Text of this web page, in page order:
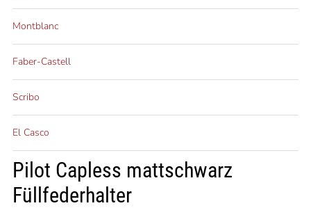
Montblanc
Faber-Castell
Scribo
El Casco
Pilot Capless mattschwarz
Füllfederhalter